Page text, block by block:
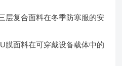
层复合面料在冬季防寒服的安
膜面料在可穿戴设备载体中的